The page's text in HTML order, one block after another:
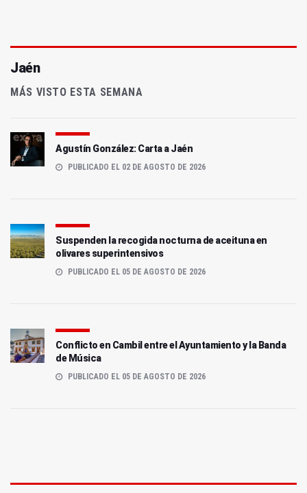
Jaén
MÁS VISTO ESTA SEMANA
Agustín González: Carta a Jaén
PUBLICADO EL 02 DE AGOSTO DE 2026
Suspenden la recogida nocturna de aceituna en
olivares superintensivos
PUBLICADO EL 05 DE AGOSTO DE 2026
Conflicto en Cambil entre el Ayuntamiento y la Banda
de Música
PUBLICADO EL 05 DE AGOSTO DE 2026